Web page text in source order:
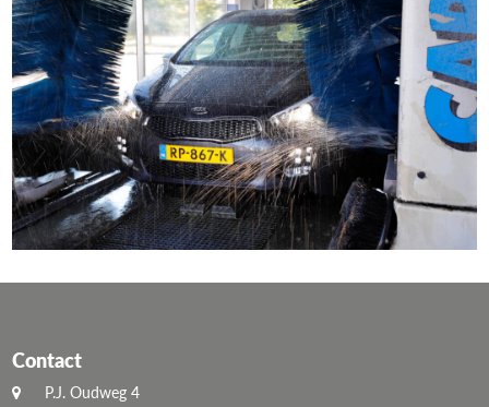
Contact
P.J. Oudweg 4